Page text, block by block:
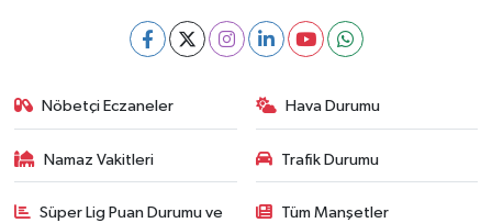
Nöbetçi Eczaneler Hava Durumu
Namaz Vakitleri Trafik Durumu
Süper Lig Puan Durumu ve
Tüm Manşetler